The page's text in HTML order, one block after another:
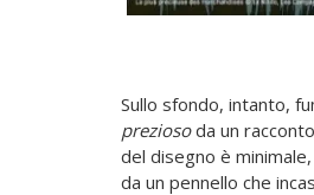
Sullo sfondo, intanto,
preziosoda un
del disegno è
da un pennello che